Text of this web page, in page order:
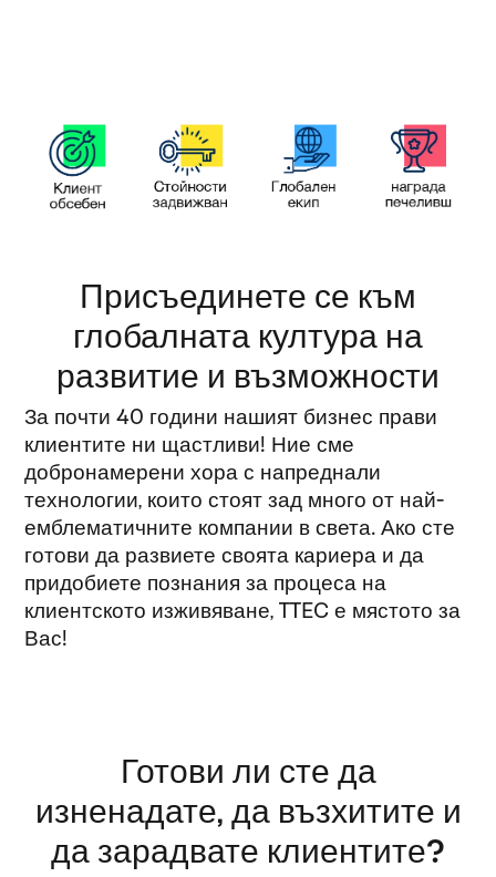
Присъединете се към
глобалната култура на
развитие и възможности
За почти 40 години нашият бизнес прави
клиентите ни щастливи! Ние сме
добронамерени хора с напреднали
технологии, които стоят зад много от най-
емблематичните компании в света. Ако сте
готови да развиете своята кариера и да
придобиете познания за процеса на
клиентското изживяване, TTEC е мястото за
Вас!
Готови ли сте да
изненадате, да възхитите и
да зарадвате клиентите?